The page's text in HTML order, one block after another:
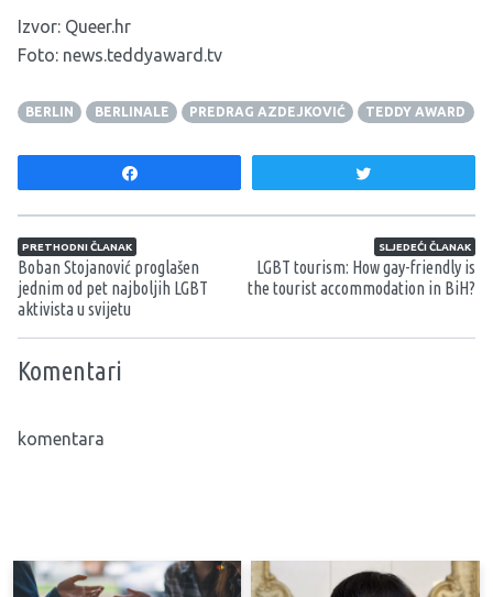
Izvor: Queer.hr
Foto: news.teddyaward.tv
BERLIN BERLINALE PREDRAG AZDEJKOVIĆ TEDDY AWARD
Navigacija članaka
PRETHODNI ČLANAK
Boban Stojanović proglašen
jednim od pet najboljih LGBT
aktivista u svijetu
SLJEDEĆI ČLANAK
LGBT tourism: How gay-friendly is
the tourist accommodation in BiH?
Komentari
komentara